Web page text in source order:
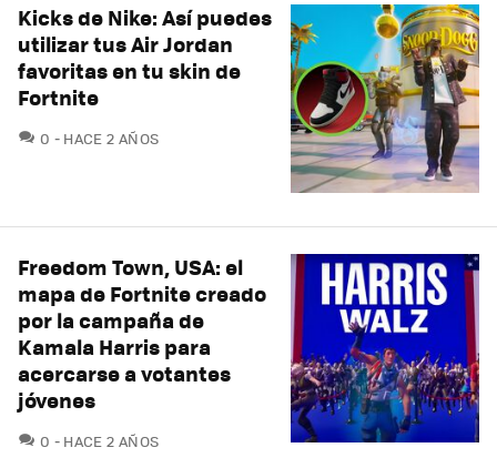
Kicks de Nike: Así puedes
utilizar tus Air Jordan
favoritas en tu skin de
Fortnite
0 COMENTARIOS
HACE 2 AÑOS
Freedom Town, USA: el
mapa de Fortnite creado
por la campaña de
Kamala Harris para
acercarse a votantes
jóvenes
0 COMENTARIOS
HACE 2 AÑOS